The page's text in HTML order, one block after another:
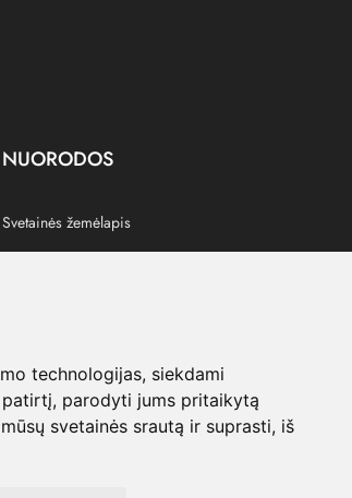
technologijas, siekdami
parodyti jums pritaikytą
svetainės srautą ir suprasti, iš
NUORODOS
Svetainės žemėlapis